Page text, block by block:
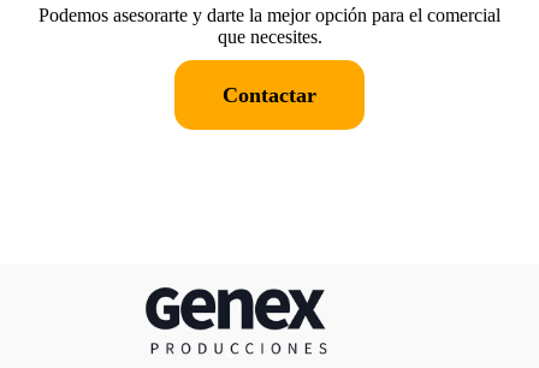
Podemos asesorarte y darte la mejor opción para el comercial
que necesites.
Contactar